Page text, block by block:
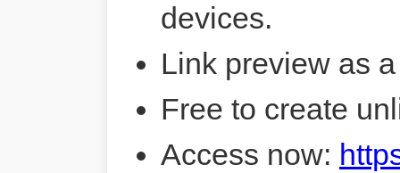
devices.
Link preview as
Free to create
Access now: